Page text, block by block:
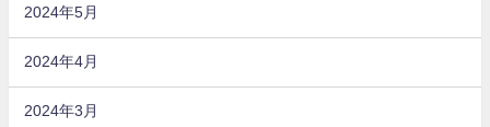
2024年5月
2024年4月
2024年3月